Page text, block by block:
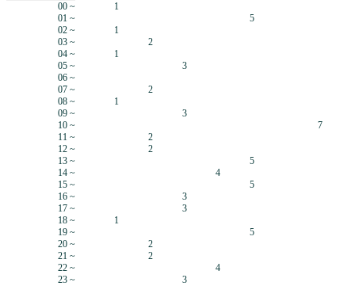
00 ~
1
01 ~
5
02 ~
1
03 ~
2
04 ~
1
05 ~
3
06 ~
07 ~
2
08 ~
1
09 ~
3
10 ~
7
11 ~
2
12 ~
2
13 ~
5
14 ~
4
15 ~
5
16 ~
3
17 ~
3
18 ~
1
19 ~
5
20 ~
2
21 ~
2
22 ~
4
23 ~
3